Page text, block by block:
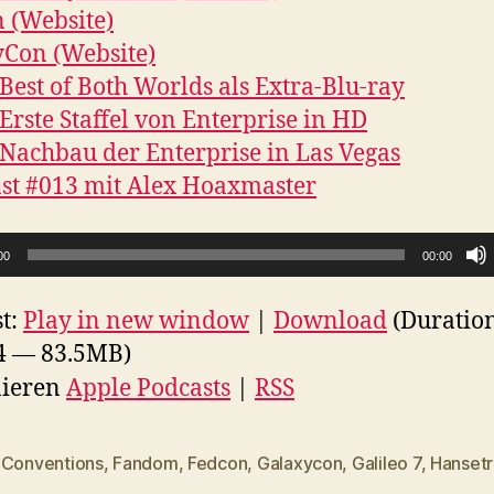
(Website)
(Website)
of Both Worlds als Extra-Blu-ray
Staffel von Enterprise in HD
der Enterprise in Las Vegas
#013 mit Alex Hoaxmaster
00:00
Play in new window Download
— 83.5MB)
Apple Podcasts RSS
Conventions, Fandom, Fedcon, Galaxycon, Galileo 7,